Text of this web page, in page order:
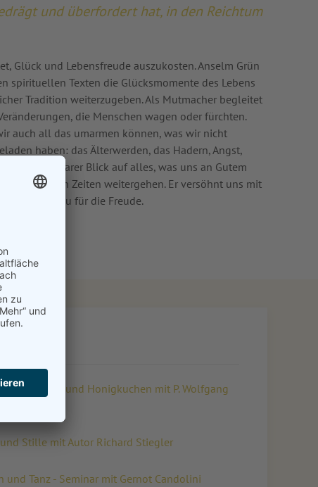
und überfordert hat, in den Reichtum
Glück und Lebensfreude auszukosten. Anselm Grün
spirituellen Texten die Glücksmomente des Lebens
Tradition weiterzugeben. Als Mutmacher begleitet
die Menschen wagen oder fürchten.
auch all das umarmen können, was wir nicht
haben: das Älterwerden, das Hadern, Angst,
Ein dankbarer Blick auf alles, was uns an Gutem
schwierigen Zeiten weitergehen. Er versöhnt uns mit
wieder neu für die Freude.
Schweigen und Honigkuchen mit P. Wolfgang
Stille mit Autor Richard Stiegler
und Tanz - Seminar mit Gernot Candolini